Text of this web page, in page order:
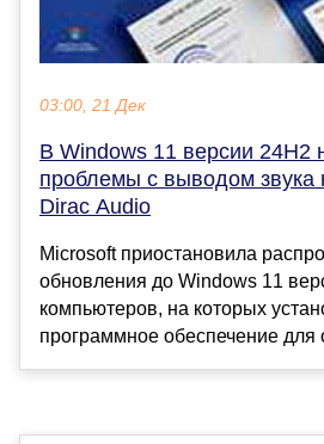
03:00, 21 Дек
В Windows 11 версии 24H2
проблемы с выводом звука
Dirac Audio
Microsoft приостановила
обновления до Windows 11
компьютеров, на которых
программное обеспечение для